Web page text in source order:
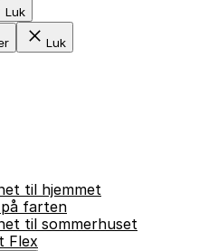
Luk
Luk
til hjemmet
farten
til sommerhuset
Flex